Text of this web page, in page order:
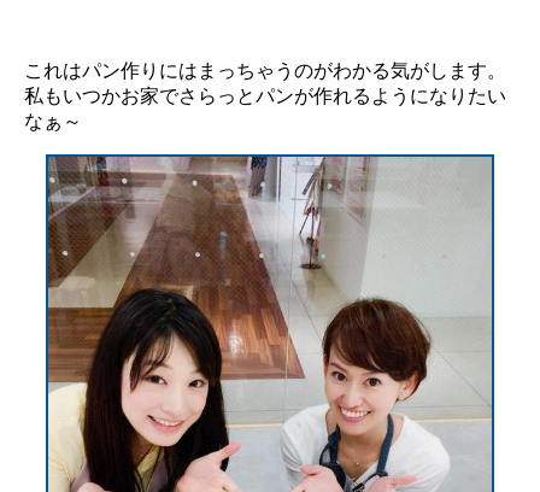
これはパン作りにはまっちゃうのがわかる気がします。
私もいつかお家でさらっとパンが作れるようになりたい
なぁ～